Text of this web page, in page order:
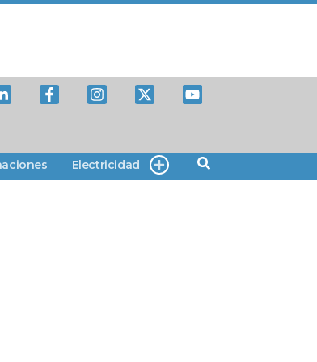
Electricidad